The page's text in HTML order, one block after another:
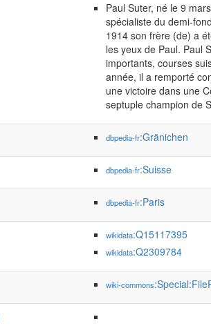
Paul Suter, né le 9
spécialiste du demi-
1914 son frère (de) a
les yeux de Paul. Paul
importants, courses
année, il a remporté
une victoire dans une
septuple champion de
dbpedia-fr:Gränichen
dbpedia-fr:Suisse
dbpedia-fr:Paris
wikidata:Q15117395
wikidata:Q2309784
wiki-commons